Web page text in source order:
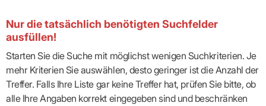
Nur die tatsächlich benötigten Suchfelder
ausfüllen!
Starten Sie die Suche mit möglichst wenigen Suchkriterien. Je
mehr Kriterien Sie auswählen, desto geringer ist die Anzahl der
Treffer. Falls Ihre Liste gar keine Treffer hat, prüfen Sie bitte, ob
alle Ihre Angaben korrekt eingegeben sind und beschränken